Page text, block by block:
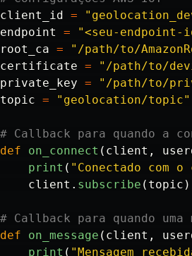
client_id = "
endpoint
= "<seu-endpoint-
root_ca = " /path/to/
certificate = " /path/to/
private_key = " /path/to/
topic = " geolocation/topic"
def
on_connect ( client ,
print ( " Conectado com
client . subscribe ( topic )
def
on_message ( client ,
print ( "Mensagem